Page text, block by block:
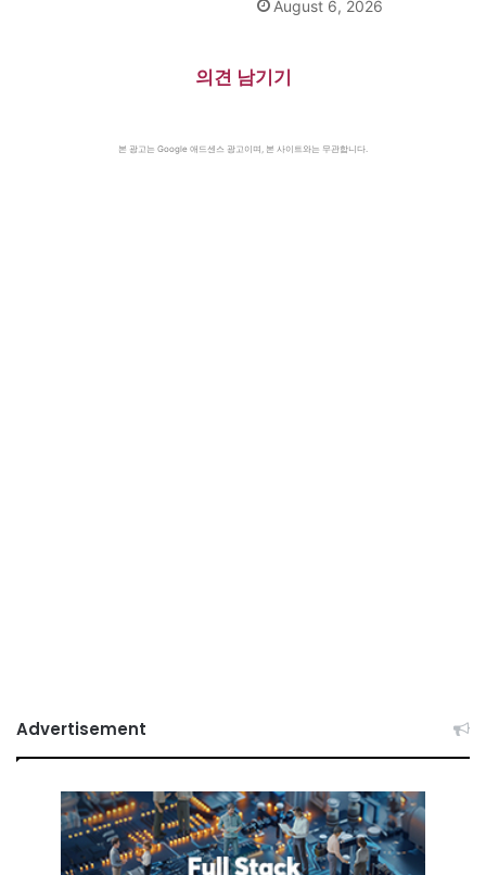
August 6, 2026
의견 남기기
본 광고는 Google 애드센스 광고이며, 본 사이트와는 무관합니다.
Advertisement